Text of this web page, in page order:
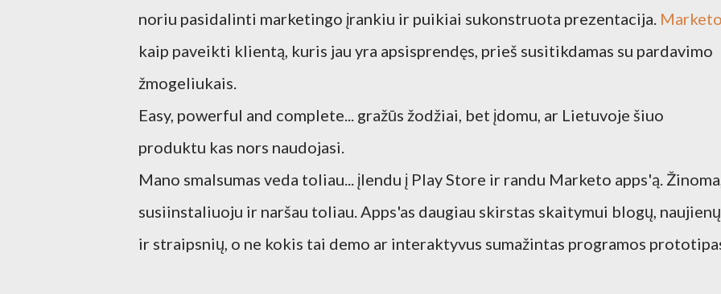
noriu pasidalinti marketingo įrankiu ir puikiai sukonstruota prezentacija.
kaip paveikti klientą, kuris jau yra apsisprendęs, prieš susitikdamas su pardavimo
žmogeliukais.
Easy, powerful and complete... gražūs žodžiai, bet įdomu, ar Lietuvoje šiuo
produktu kas nors naudojasi.
Mano smalsumas veda toliau... įlendu į Play Store ir randu Marketo apps'ą.
susiinstaliuoju ir naršau toliau. Apps'as daugiau skirstas skaitymui blogų, naujienų
ir straipsnių, o ne kokis tai demo ar interaktyvus sumažintas programos